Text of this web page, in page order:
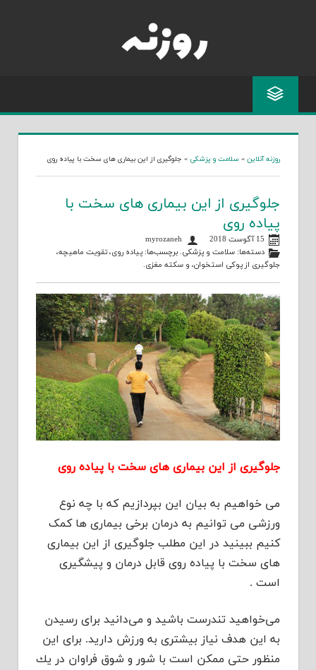
روزنه آنلاین » سلامت و پزشکی » جلوگیری از این بیماری های سخت با پیاده روی
جلوگیری از این بیماری های سخت با
پیاده روی
15 آگوست 2018
دسته‌ها:سلامت و پزشکی. برچسب‌ها:پیاده روی،تقویت ماهیچه،
جلوگیری از پوکی استخوان، و سکته مغزی.
جلوگیری از این بیماری های سخت با پیاده روی
می خواهیم به بیان این بپردازیم که با چه نوع
ورزشی می توانیم به درمان برخی بیماری ها کمک
کنیم ببینید در این مطلب جلوگیری از این بیماری
های سخت با پیاده روی قابل درمان و پیشگیری
است .
می‌خواهید تندرست باشید و می‌دانید برای رسیدن
به این هدف نیاز بیشتری به ورزش دارید. برای این
منظور حتی ممكن است با شور و شوق فراوان در یك